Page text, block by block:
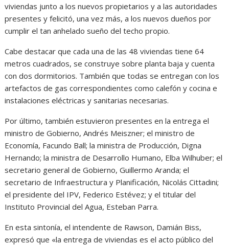
viviendas junto a los nuevos propietarios y a las autoridades
presentes y felicitó, una vez más, a los nuevos dueños por
cumplir el tan anhelado sueño del techo propio.
Cabe destacar que cada una de las 48 viviendas tiene 64
metros cuadrados, se construye sobre planta baja y cuenta
con dos dormitorios. También que todas se entregan con los
artefactos de gas correspondientes como calefón y cocina e
instalaciones eléctricas y sanitarias necesarias.
Por último, también estuvieron presentes en la entrega el
ministro de Gobierno, Andrés Meiszner; el ministro de
Economía, Facundo Ball; la ministra de Producción, Digna
Hernando; la ministra de Desarrollo Humano, Elba Wilhuber; el
secretario general de Gobierno, Guillermo Aranda; el
secretario de Infraestructura y Planificación, Nicolás Cittadini;
el presidente del IPV, Federico Estévez; y el titular del
Instituto Provincial del Agua, Esteban Parra.
En esta sintonía, el intendente de Rawson, Damián Biss,
expresó que «la entrega de viviendas es el acto público del